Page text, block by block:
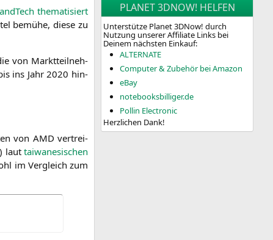
the­ma­ti­siert
bemü­he, die­se zu
von Markt­teil­neh­
ins Jahr 2020 hin­
von AMD ver­trei­
laut tai­wa­ne­si­schen
im Ver­gleich zum
PLANET 3DNOW! HELFEN
Unterstütze Planet 3DNow! durch
Nutzung unserer Affiliate Links bei
Deinem nächsten Einkauf:
ALTERNATE
Computer & Zubehör bei Amazon
eBay
notebooksbilliger.de
Pollin Electronic
Herzlichen Dank!